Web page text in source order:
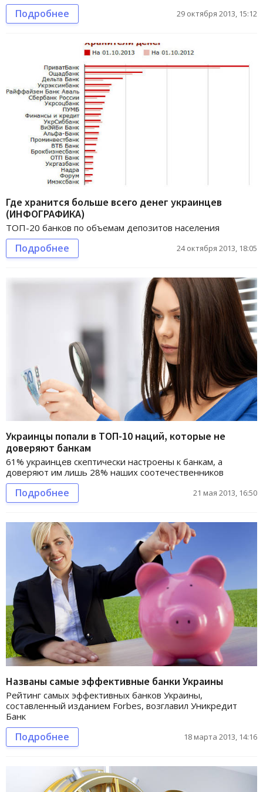
Подробнее 29 октября 2013, 15:12
Где хранится больше всего денег украинцев
(ИНФОГРАФИКА)
ТОП-20 банков по объемам депозитов населения
Подробнее 24 октября 2013, 18:05
Украинцы попали в ТОП-10 наций, которые не
доверяют банкам
61% украинцев скептически настроены к банкам, а
доверяют им лишь 28% наших соотечественников
Подробнее 21 мая 2013, 16:50
Названы самые эффективные банки Украины
Рейтинг самых эффективных банков Украины,
составленный изданием Forbes, возглавил Уникредит
Банк
Подробнее 18 марта 2013, 14:16